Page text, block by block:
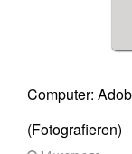
Computer:
(Fotografieren)